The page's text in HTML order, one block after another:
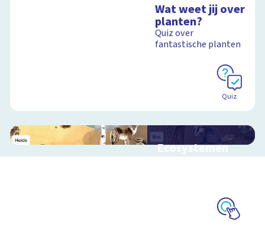
Wat weet jij over
planten?
Quiz over
fantastische planten
Quiz
Ecosystemen
Interactieve